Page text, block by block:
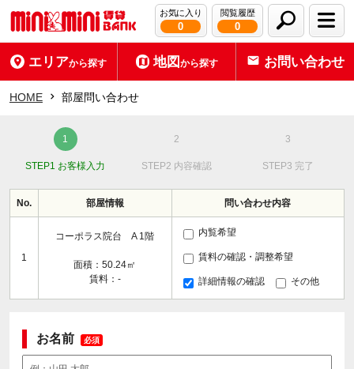
お気に入り
0
閲覧履歴
0
エリアから探す 地図から探す お問い合わせ
HOME 部屋問い合わせ
STEP1 お客様入力 STEP2 内容確認 STEP3 完了
No. 部屋情報 問い合わせ内容
1
コーポラス院台 A 1階
面積：50.24㎡
賃料：-
内覧希望
賃料の確認・調整希望
詳細情報の確認 その他
お名前 必須